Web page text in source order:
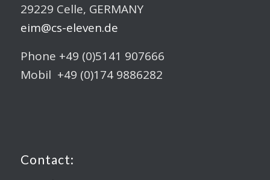
29229 Celle, GERMANY
eim@cs-eleven.de
Phone +49 (0)5141 907666
Mobil +49 (0)174 9886282
Contact: